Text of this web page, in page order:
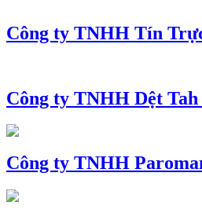
Công ty TNHH Tín
Công ty TNHH Dệt
Công ty TNHH